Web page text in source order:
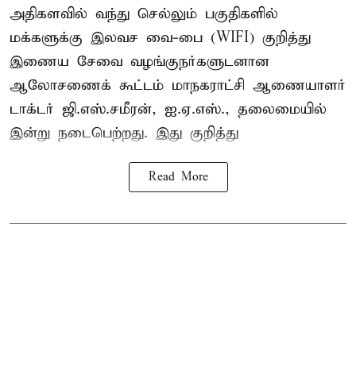
அதிகளவில் வந்து செல்லும் பகுதிகளில்
மக்களுக்கு இலவச வை-பை (WIFI) குறித்து
இணைய சேவை வழங்குநர்களுடனான
ஆலோசணைக் கூட்டம் மாநகராட்சி ஆணையாளர்
டாக்டர் ஜி.எஸ்.சமீரன், ஐ.ஏ.எஸ்., தலைமையில்
இன்று நடைபெற்றது. இது குறித்து
Read More